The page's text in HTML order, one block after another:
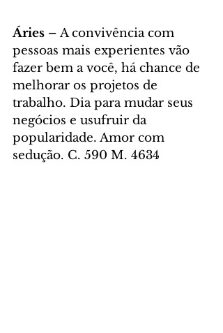
Áries – A convivência com
pessoas mais experientes vão
fazer bem a você, há chance de
melhorar os projetos de
trabalho. Dia para mudar seus
negócios e usufruir da
popularidade. Amor com
sedução. C. 590 M. 4634